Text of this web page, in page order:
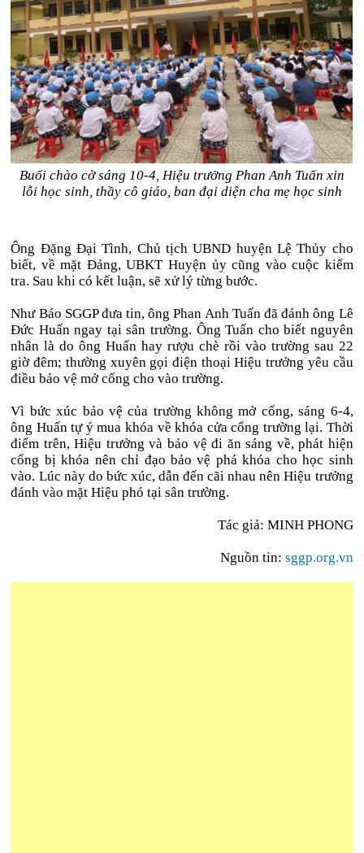
Buổi chào cờ sáng 10-4, Hiệu trưởng Phan Anh Tuấn xin
lỗi học sinh, thầy cô giáo, ban đại diện cha mẹ học sinh
Ông Đặng Đại Tình, Chủ tịch UBND huyện Lệ Thủy cho
biết, về mặt Đảng, UBKT Huyện ủy cũng vào cuộc kiểm
tra. Sau khi có kết luận, sẽ xử lý từng bước.
Như Báo SGGP đưa tin, ông Phan Anh Tuấn đã đánh ông Lê
Đức Huấn ngay tại sân trường. Ông Tuấn cho biết nguyên
nhân là do ông Huấn hay rượu chè rồi vào trường sau 22
giờ đêm; thường xuyên gọi điện thoại Hiệu trưởng yêu cầu
điều bảo vệ mở cổng cho vào trường.
Vì bức xúc bảo vệ của trường không mở cổng, sáng 6-4,
ông Huấn tự ý mua khóa về khóa cửa cổng trường lại. Thời
điểm trên, Hiệu trưởng và bảo vệ đi ăn sáng về, phát hiện
cổng bị khóa nên chỉ đạo bảo vệ phá khóa cho học sinh
vào. Lúc này do bức xúc, dẫn đến cãi nhau nên Hiệu trưởng
đánh vào mặt Hiệu phó tại sân trường.
Tác giả: MINH PHONG
Nguồn tin: sggp.org.vn